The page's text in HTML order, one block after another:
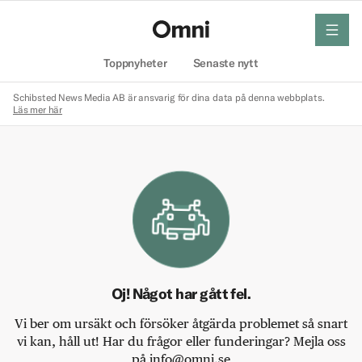
Toppnyheter Senaste nytt
meny
Schibsted News Media AB är ansvarig för dina data på denna webbplats.
Läs mer här
Oj! Något har gått fel.
Vi ber om ursäkt och försöker åtgärda problemet så snart
vi kan, håll ut! Har du frågor eller funderingar? Mejla oss